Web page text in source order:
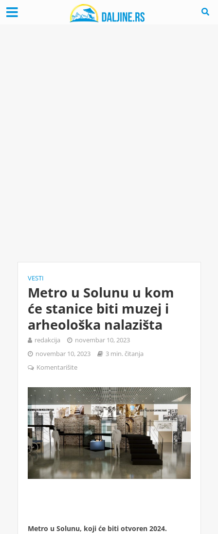
VESTI
Metro u Solunu u kom
će stanice biti muzej i
arheološka nalazišta
redakcija
novembar 10, 2023
novembar 10, 2023
3 min. čitanja
Komentarišite
Metro u Solunu, koji će biti otvoren 2024.